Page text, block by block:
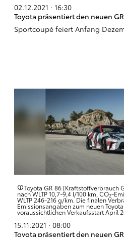
02.12.2021 · 16:30
Toyota präsentiert den neuen
Sportcoupé feiert Anfang
Toyota GR 86 [Kraftstoffverbrauch
nach WLTP 10,7-9,4 l/100 km, CO2-
WLTP 246-216 g/km. Die finalen
Emissionsangaben zum neuen
voraussichtlichen Verkaufsstart April
15.11.2021 · 08:00
Toyota präsentiert den neuen